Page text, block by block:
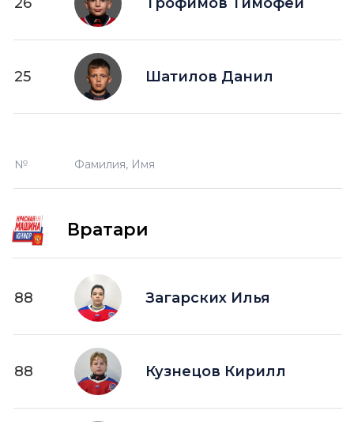
25 Шатилов Данил
№ Фамилия, Имя
Вратари
88 Загарских Илья
88 Кузнецов Кирилл